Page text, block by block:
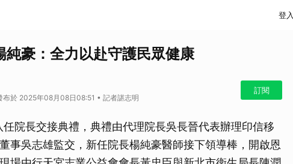
登入
純豪：全力以赴守護民眾健康
於 2025年08月08日08:51 • 記者諶志明
訂閱
院長交接典禮，典禮由代理院長吳長晉代表辦理印信移
事吳志雄監交，新任院長楊純豪醫師接下領導棒，開啟恩